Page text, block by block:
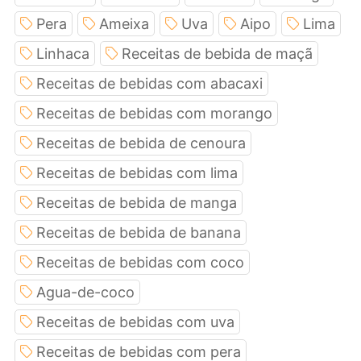
Pera
Ameixa Uva Aipo
Lima
Linhaca
Receitas de bebida de maçã
Receitas de bebidas com abacaxi
Receitas de bebidas com morango
Receitas de bebida de cenoura
Receitas de bebidas com lima
Receitas de bebida de manga
Receitas de bebida de banana
Receitas de bebidas com coco
Agua-de-coco
Receitas de bebidas com uva
Receitas de bebidas com pera